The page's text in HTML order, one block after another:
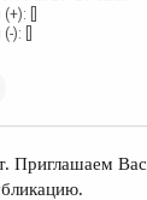
[]
): []
Приглашаем Вас